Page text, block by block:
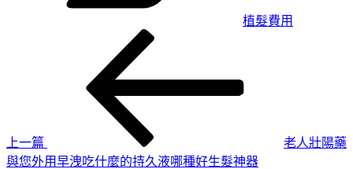
植髮費用
上一篇
老人壯陽藥
與您外用早洩吃什麼的持久液哪種好生髮神器